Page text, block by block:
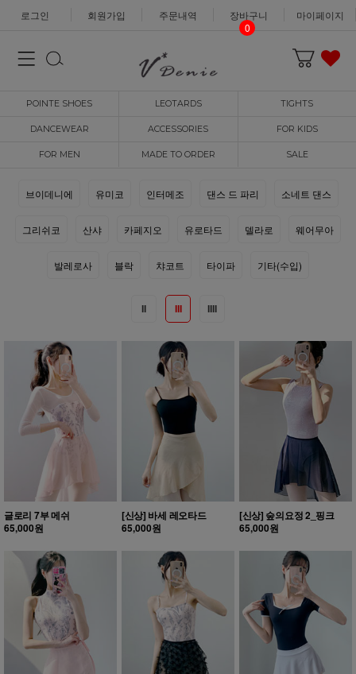
로그인 회원가입 주문내역
장바구니
0
마이페이지
POINTE SHOES LEOTARDS TIGHTS
DANCEWEAR ACCESSORIES FOR KIDS
FOR MEN MADE TO ORDER SALE
브이데니에 유미코 인터메조 댄스 드 파리 소네트 댄스
그리쉬코 산샤 카페지오 유로타드 델라로 웨어무아
발레로사 블락 챠코트 타이파 기타(수입)
II III IIII
글로리 7부 메쉬
65,000원
[신상] 바세 레오타드
65,000원
[신상] 숲의요정 2_핑크
65,000원